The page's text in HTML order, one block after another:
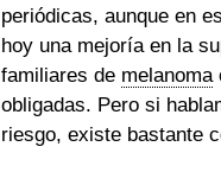
periódicas, aunque en
hoy una mejoría en la
familiares de melanoma
obligadas. Pero si
riesgo, existe bastante